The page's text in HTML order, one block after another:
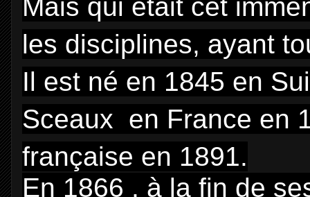
Mais qui était cet
les disciplines, ayant
Il est né en 1845 en
Sceaux en France en
française en 1891.
En 1866 , à la fin de